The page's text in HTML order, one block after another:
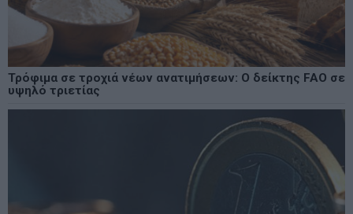
Τρόφιμα σε τροχιά νέων ανατιμήσεων: Ο δείκτης FAO σε
υψηλό τριετίας